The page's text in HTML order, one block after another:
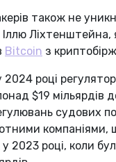
також не
Ліхтенштейна,
Bitcoin з
2024 році
$19 мільярдів
судових
компаніями,
у 2023 році, коли